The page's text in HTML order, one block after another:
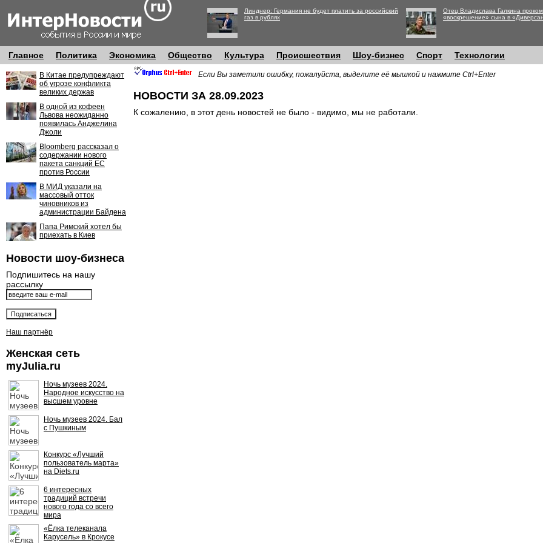
Линднер: Германия не будет платить за российский
газ в рублях
Отец Владислава Галкина
«воскрешение» сына в
Главное Политика Экономика Общество Культура Происшествия Шоу-бизнес Спорт Технологии
В Китае предупреждают
об угрозе конфликта
великих держав
В одной из кофеен
Львова неожиданно
появилась Анджелина
Джоли
Bloomberg рассказал о
содержании нового
пакета санкций ЕС
против России
В МИД указали на
массовый отток
чиновников из
администрации Байдена
Папа Римский хотел бы
приехать в Киев
Новости шоу-бизнеса
Подпишитесь на нашу
рассылку
Наш партнёр
Женская сеть
myJulia.ru
Ночь музеев 2024.
Народное искусство на
высшем уровне
Ночь музеев 2024. Бал
с Пушкиным
Конкурс «Лучший
пользователь марта»
на Diets.ru
6 интересных
традиций встречи
нового года со всего
мира
«Ёлка телеканала
Карусель» в Крокусе
Если Вы заметили ошибку, пожалуйста, выделите её мышкой и нажмите Ctrl+Enter
НОВОСТИ ЗА 28.09.2023
К сожалению, в этот день новостей не было - видимо, мы не работали.